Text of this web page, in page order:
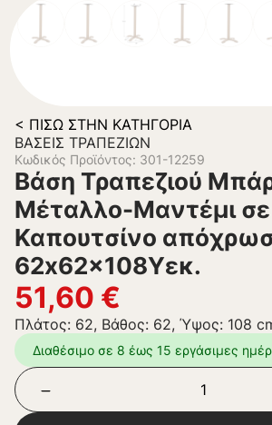
< ΠΊΣΩ ΣΤΗΝ ΚΑΤΗΓΟΡΊΑ
ΒΆΣΕΙΣ ΤΡΑΠΕΖΙΏΝ
Κωδικός Προϊόντος: 301-12259
Βάση Τραπεζιού
Μέταλλο-Μαντέμι σε
Καπουτσίνο
62x62x108Υεκ.
51,60 €
Πλάτος: 62, Βάθος: 62, Ύψος: 108
Διαθέσιμο σε 8 έως 15 εργάσιμες